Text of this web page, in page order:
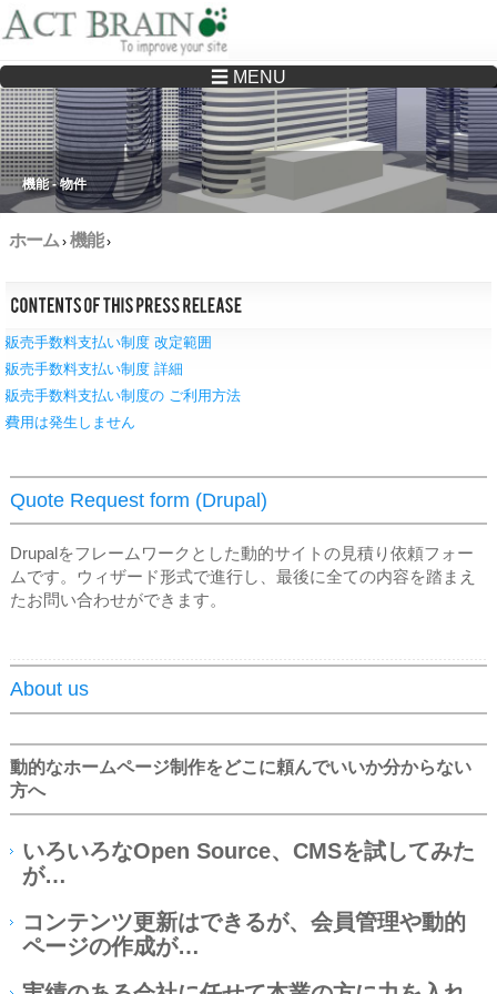
Drupalサイトの制作・保守をどこに頼んでいいか分からない方へ…まずはご相談く
ださい
☰ MENU
機能 - 物件
ホーム› 機能›
販売手数料支払い制度 改定範囲
販売手数料支払い制度 詳細
販売手数料支払い制度の ご利用方法
費用は発生しません
Quote Request form (Drupal)
Drupalをフレームワークとした動的サイトの見積り依頼フォー
ムです。ウィザード形式で進行し、最後に全ての内容を踏まえ
たお問い合わせができます。
About us
動的なホームページ制作をどこに頼んでいいか分からない
方へ
いろいろなOpen Source、CMSを試してみた
が…
コンテンツ更新はできるが、会員管理や動的
ページの作成が…